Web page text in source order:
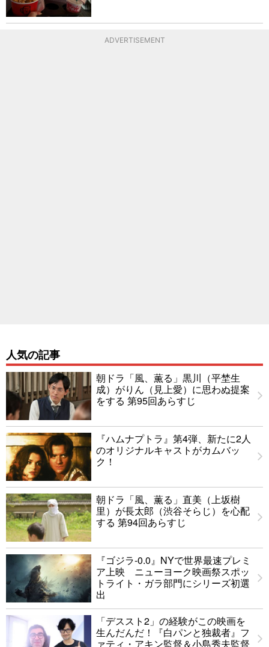
ADVERTISEMENT
人気の記事
朝ドラ「風、薫る」黒川（平埜生
成）がりん（見上愛）に思わぬ提案
をする 第95回あらすじ
『ハムナプトラ』第4弾、新たに2人
のオリジナルキャストがカムバッ
ク！
朝ドラ「風、薫る」直美（上坂樹
里）が長太郎（渋谷そらじ）を心配
する 第94回あらすじ
『ゴジラ-0.0』NYで世界最速プレミ
ア上映 ニューヨーク映画祭スポッ
トライト・ガラ部門にシリーズ初選
出
「デススト2」の経験がこの映画を
生んだんだ！『白パンと独裁者』フ
ァティ・アキン監督＆小島秀夫監督